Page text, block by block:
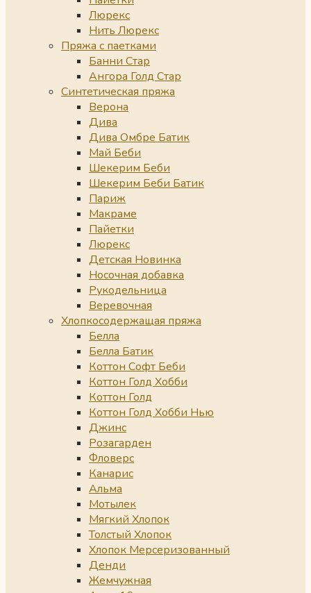
Люрекс
Нить Люрекс
Пряжа с паетками
Банни Стар
Ангора Голд Стар
Синтетическая пряжа
Верона
Дива
Дива Омбре Батик
Май Беби
Шекерим Беби
Шекерим Беби Батик
Париж
Макраме
Пайетки
Люрекс
Детская Новинка
Носочная добавка
Рукодельница
Веревочная
Хлопкосодержащая пряжа
Белла
Белла Батик
Коттон Софт Беби
Коттон Голд Хобби
Коттон Голд
Коттон Голд Хобби Нью
Джинс
Розагарден
Фловерс
Канарис
Альма
Мотылек
Мягкий Хлопок
Толстый Хлопок
Хлопок Мерсеризованный
Денди
Жемчужная